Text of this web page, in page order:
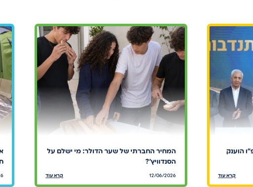
הוענק
קרא עוד
המחיר החברתי של שער הדולר: מי ישלם על
הסנדוויץ׳?
12/06/2026 קרא עוד